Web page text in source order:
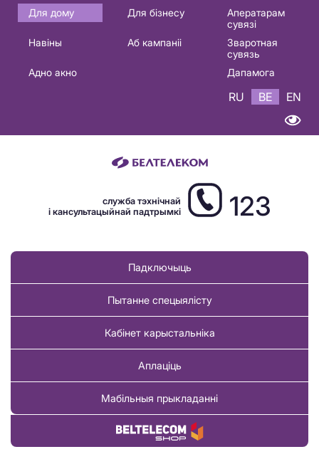
Основная
навигация
Для дому Для бізнесу
Аператарам
сувязі
Навіны
Аб кампаніі
Зваротная
сувязь
Адно акно
Дапамога
RU BE EN
служба тэхнічнай
і кансультацыйнай падтрымкі
123
Падключыць
Пытанне спецыялісту
Кабінет карыстальніка
Аплаціць
Мабільныя прыкладанні
Купіць тавар